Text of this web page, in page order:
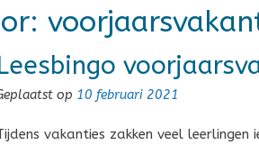
op 10 februari 2021
vakanties zakken veel leerlingen